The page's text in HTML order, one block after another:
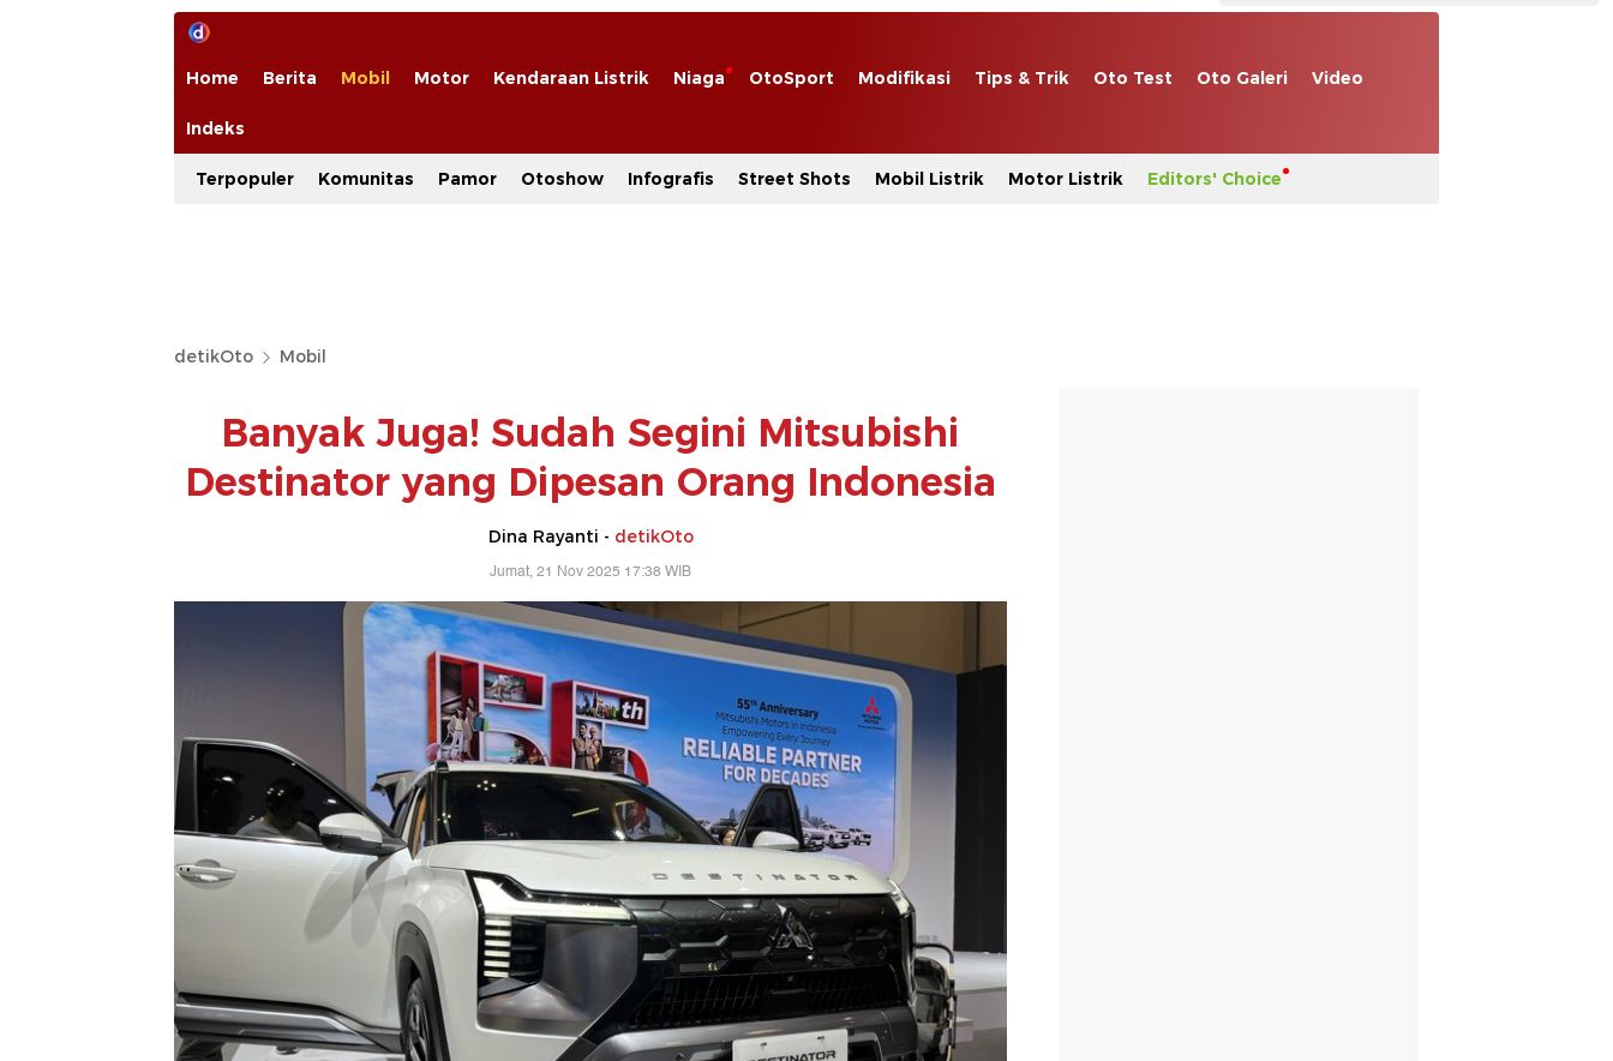
Home Berita Mobil Motor Kendaraan Listrik Niaga OtoSport Modifikasi Tips & Trik Oto Test Oto Galeri Video
Indeks
Terpopuler Komunitas Pamor Otoshow Infografis Street Shots Mobil Listrik Motor Listrik Editors' Choice
detikOto Mobil
Banyak Juga! Sudah Segini Mitsubishi
Destinator yang Dipesan Orang Indonesia
Dina Rayanti - detikOto
Jumat, 21 Nov 2025 17:38 WIB